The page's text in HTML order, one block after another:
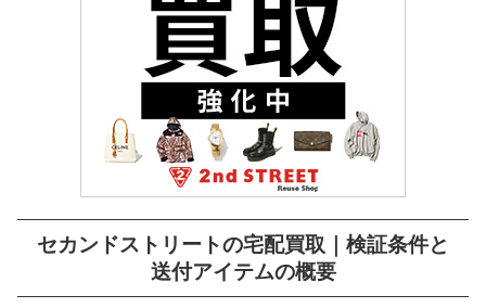
セカンドストリートの宅配買取｜検証条件と
送付アイテムの概要